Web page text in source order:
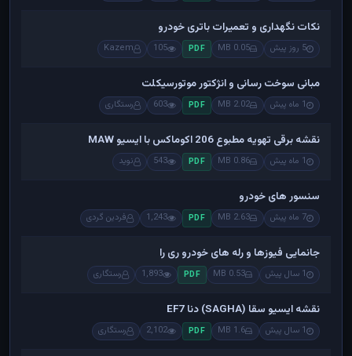
نکات نگهداری و تعمیرات باتری خودرو
5 روز پیش 0.05 MB
PDF
105
Kazem
مبانی سوخت رسانی و انژکتور موتورسیکلت
1 ماه پیش 2.02 MB
PDF
603 رستگاری
نقشه برقی تهویه مطبوع 206 اکوماکس با ایسیو MAW
1 ماه پیش 0.86 MB
PDF
543 نوید
سنسور های خودرو
7 ماه پیش 2.63 MB
PDF
1,243 فردین گردی
جانمایی فیوزها و رله های خودرو ری را
1 سال پیش 0.53 MB
PDF
1,893 رستگاری
نقشه ایسیو سقا (SAGHA) دنا EF7
1 سال پیش 1.6 MB
PDF
2,102 رستگاری